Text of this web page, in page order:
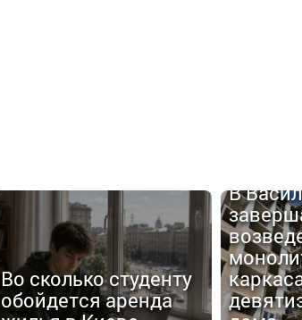
Во сколько студенту
обойдется аренда
В